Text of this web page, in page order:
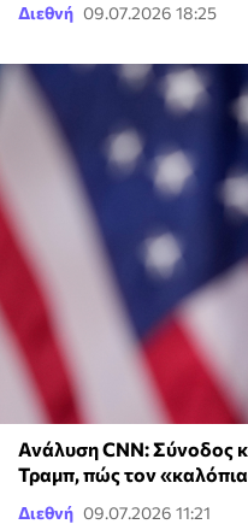
Διεθνή 09.07.2026 18:25
Ανάλυση CNN: Σύνοδος
Τραμπ, πώς τον
Διεθνή 09.07.2026 11:21